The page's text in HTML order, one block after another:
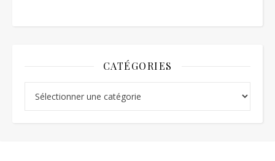
CATÉGORIES